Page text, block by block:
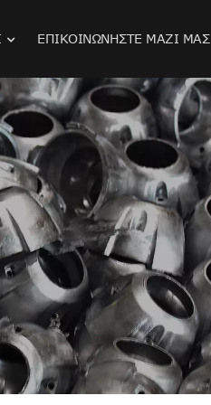
ΕΠΙΚΟΙΝΩΝΉΣΤΕ ΜΑΖΊ ΜΑΣ